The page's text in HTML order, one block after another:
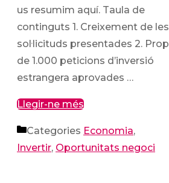
us resumim aquí. Taula de
continguts 1. Creixement de les
sol·licituds presentades 2. Prop
de 1.000 peticions d’inversió
estrangera aprovades …
Llegir-ne més
Categories Economia,
Invertir, Oportunitats negoci